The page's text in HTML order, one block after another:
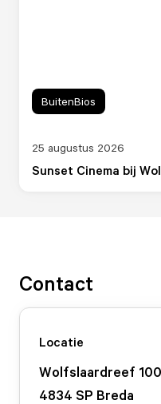
Sunset Cinema bij
25 augustus 2026
BuitenBios
Contact
Locatie
Wolfslaardreef 100
4834 SP Breda